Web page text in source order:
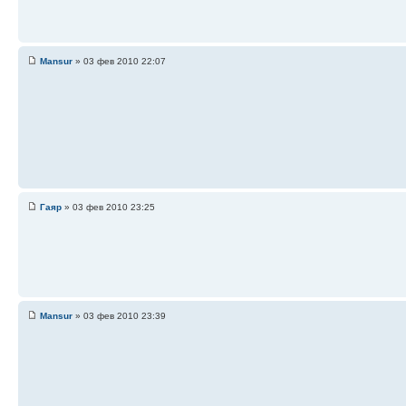
Mansur » 03 фев 2010 22:07
Гаяр » 03 фев 2010 23:25
Mansur » 03 фев 2010 23:39